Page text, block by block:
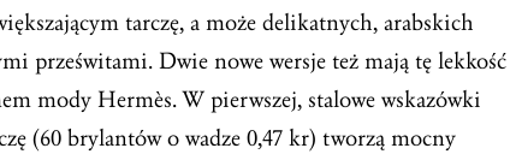
tarczę, a może delikatnych, arabskich
prześwitami. Dwie nowe wersje też mają tę lekkość
mody Hermès. W pierwszej, stalowe wskazówki
(60 brylantów o wadze 0,47 kr) tworzą mocny